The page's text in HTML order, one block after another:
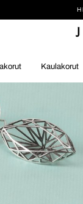
Kaulakorut